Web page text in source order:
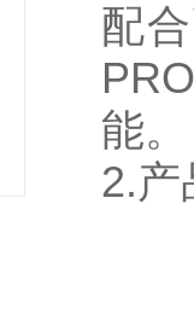
配
能。
2.产